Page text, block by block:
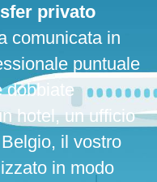
privato
comunicata in
puntuale
dobbiate
hotel, un ufficio
il vostro
in modo